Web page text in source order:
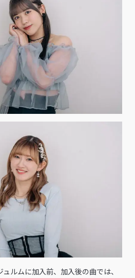
ュルムに加入前、加入後の曲では、